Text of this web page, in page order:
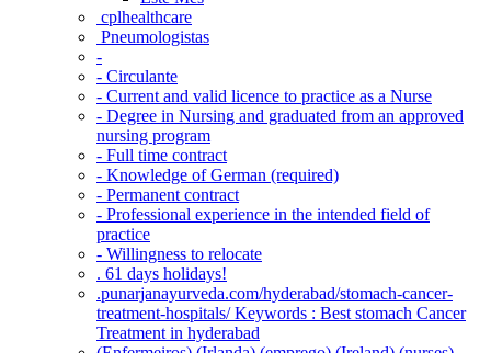
‎ cplhealthcare‬
Pneumologistas
-
- Circulante
- Current and valid licence to practice as a Nurse
- Degree in Nursing and graduated from an approved
nursing program
- Full time contract
- Knowledge of German (required)
- Permanent contract
- Professional experience in the intended field of
practice
- Willingness to relocate
. 61 days holidays!
.punarjanayurveda.com/hyderabad/stomach-cancer-
treatment-hospitals/ Keywords : Best stomach Cancer
Treatment in hyderabad